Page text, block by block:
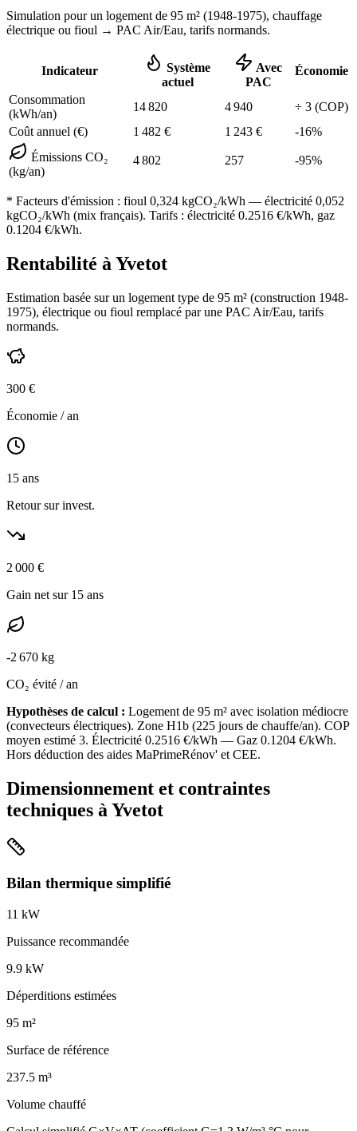
Simulation pour un logement de 95 m² (1948-1975), chauffage
électrique ou fioul → PAC Air/Eau, tarifs normands.
Indicateur
Système
actuel
Avec
PAC
Économie
Consommation
(kWh/an)
14 820 4 940 ÷ 3 (COP)
Coût annuel (€)
1 482 € 1 243 € -16%
Émissions CO₂
(kg/an)
4 802 257 -95%
* Facteurs d'émission : fioul 0,324 kgCO₂/kWh — électricité 0,052
kgCO₂/kWh (mix français). Tarifs : électricité 0.2516 €/kWh, gaz
0.1204 €/kWh.
Rentabilité àYvetot
Estimation basée sur un logement type de 95 m² (construction 1948-
1975), électrique ou fioul remplacé par une PAC Air/Eau, tarifs
normands.
300 €
Économie / an
15 ans
Retour sur invest.
2 000 €
Gain net sur 15 ans
-2 670 kg
CO₂ évité / an
Hypothèses de calcul : Logement de 95 m² avec isolation médiocre
(convecteurs électriques). Zone H1b (225 jours de chauffe/an). COP
moyen estimé 3. Électricité 0.2516 €/kWh — Gaz 0.1204 €/kWh.
Hors déduction des aides MaPrimeRénov' et CEE.
Dimensionnement et contraintes
techniques à Yvetot
Bilan thermique simplifié
11 kW
Puissance recommandée
9.9 kW
Déperditions estimées
95 m²
Surface de référence
237.5 m³
Volume chauffé